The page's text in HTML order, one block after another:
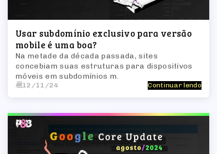
Usar subdomínio exclusivo para versão
mobile é uma boa?
Na metade da década passada, sites
concebiam suas estruturas para dispositivos
móveis em subdomínios m.
12/11/24 Continuar lendo